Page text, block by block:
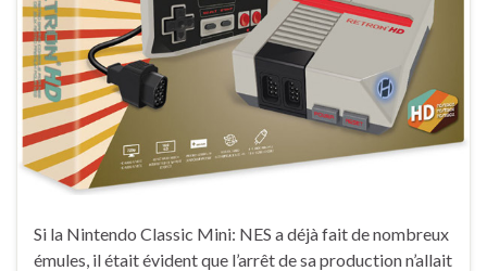
Si la Nintendo Classic Mini: NES a déjà fait de nombreux
émules, il était évident que l’arrêt de sa production n’allait